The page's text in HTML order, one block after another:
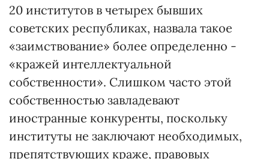
20 институтов в четырех бывших
советских республиках, назвала такое
«заимствование» более определенно -
«кражей интеллектуальной
собственности». Слишком часто этой
собственностью завладевают
иностранные конкуренты, поскольку
институты не заключают необходимых,
препятствующих краже, правовых